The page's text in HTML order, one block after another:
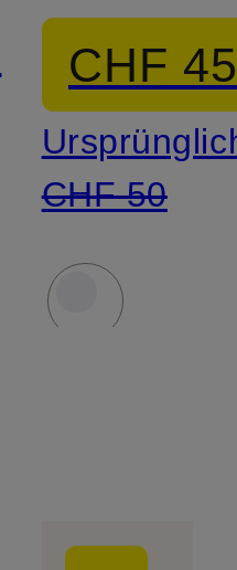
CHF
CHF 50